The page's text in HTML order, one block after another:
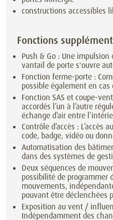
constructions accessibles
Fonctions
Push & Go : Une
vantail de porte s'ouvre
Fonction ferme-porte :
possible également en cas
Fonction SAS et coupe-
accordés l’un à l’autre
échange d’air entre
Contrôle d’accès :
code, badge, vidéo ou
Automatisation des
dans des systèmes de
Deux séquences de
possibilité de programmer
mouvements,
pouvant être déclenchées
Exposition au vent /
Indépendamment des